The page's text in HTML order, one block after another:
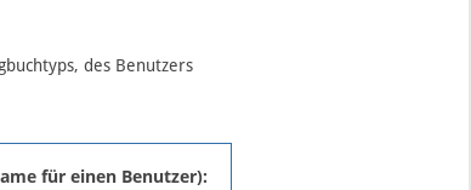
des Benutzers
für einen Benutzer):